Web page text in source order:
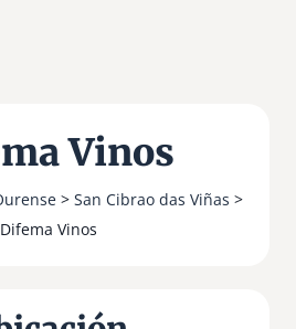
Vinos
> San Cibrao das Viñas >
Difema Vinos